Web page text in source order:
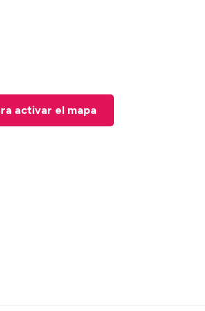
activar el mapa